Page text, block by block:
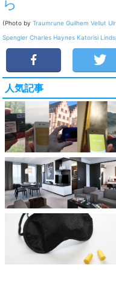
(Photo by Traumrune Guilhem Vellut
Spengler Charles Haynes Katorisi
人気記事